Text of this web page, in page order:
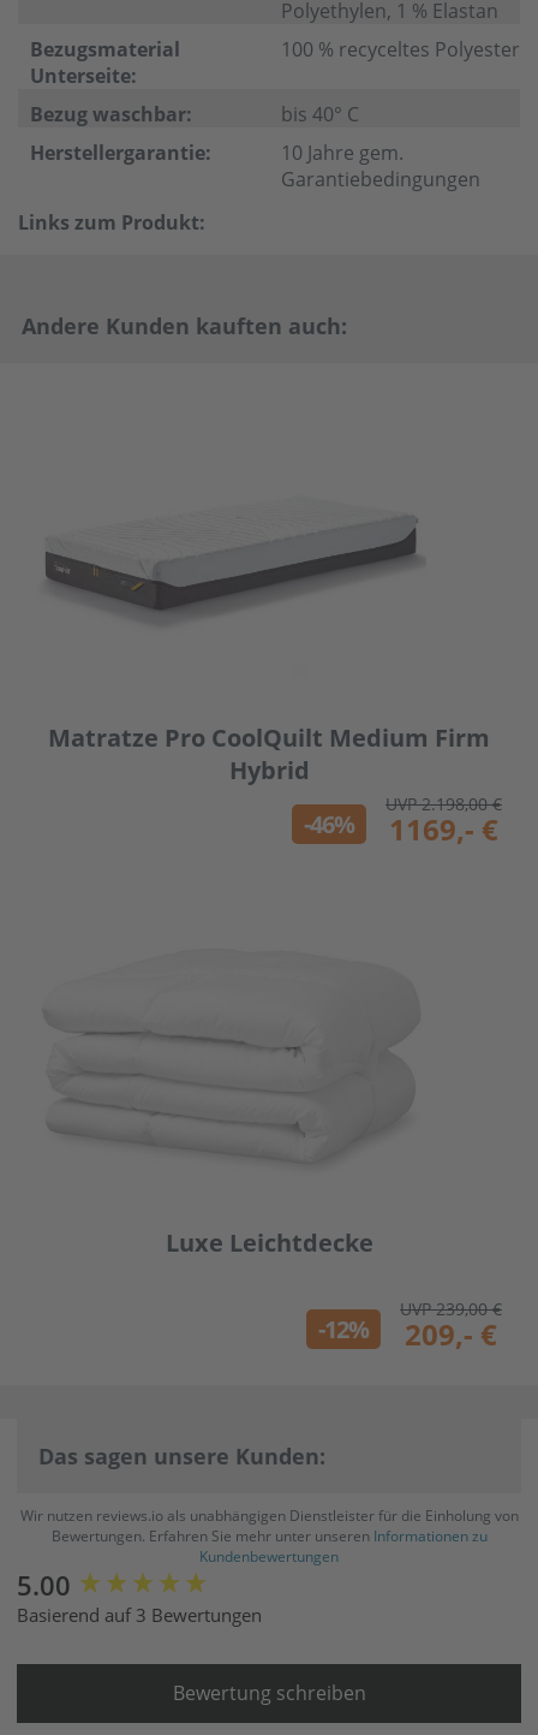
Polyethylen, 1 % Elastan
Bezugsmaterial
Unterseite:
100 % recyceltes Polyester
Bezug waschbar:
bis 40° C
Herstellergarantie:
10 Jahre gem.
Garantiebedingungen
Links zum Produkt:
Andere Kunden kauften auch:
Matratze Pro CoolQuilt Medium Firm
Hybrid
-46%
1169,- €
UVP 2.198,00 €
Luxe Leichtdecke
-12% 209,- €
UVP 239,00 €
Das sagen unsere Kunden:
Wir nutzen reviews.io als unabhängigen Dienstleister für die Einholung von
Bewertungen. Erfahren Sie mehr unter unseren Informationen zu
Kundenbewertungen
5.00
Basierend auf 3 Bewertungen
Bewertung schreiben
New content loaded